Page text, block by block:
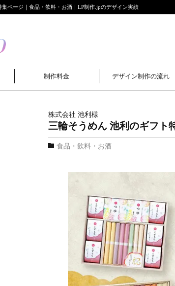
ページ｜食品・飲料・お酒｜LP制作.jpのデザイン実績
制作料金 デザイン制作の流れ
株式会社 池利 様
三輪そうめん 池利のギフト
食品・飲料・お酒